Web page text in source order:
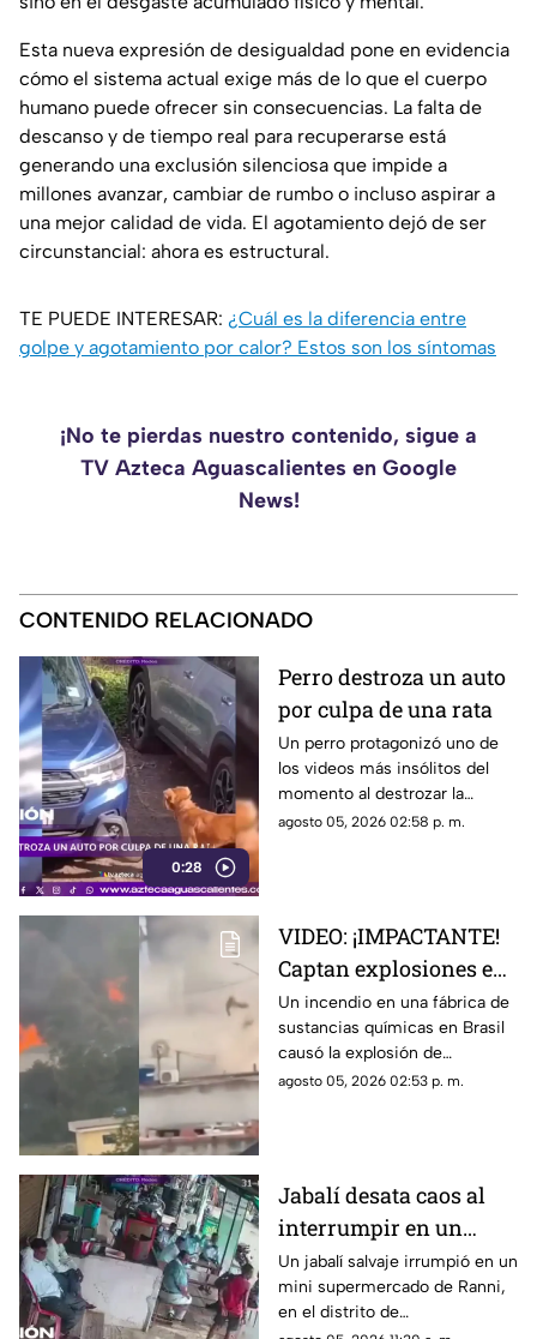
Esta nueva expresión de desigualdad pone en evidencia
cómo el sistema actual exige más de lo que el cuerpo
humano puede ofrecer sin consecuencias. La falta de
descanso y de tiempo real para recuperarse está
generando una exclusión silenciosa que impide a
millones avanzar, cambiar de rumbo o incluso aspirar a
una mejor calidad de vida. El agotamiento dejó de ser
circunstancial: ahora es estructural.
TE PUEDE INTERESAR: ¿Cuál es la diferencia entre
golpe y agotamiento por calor? Estos son los síntomas
¡No te pierdas nuestro contenido, sigue a
TV Azteca Aguascalientes en Google
News!
CONTENIDO RELACIONADO
0:28
Perro destroza un auto
por culpa de una rata
Un perro protagonizó uno de
los videos más insólitos del
momento al destrozar la
defensa de un automóvil con
agosto 05, 2026 02:58 p. m.
VIDEO: ¡IMPACTANTE!
Captan explosiones en
alcantarillas tras el
incendio en una
fábrica
Un incendio en una fábrica de
sustancias químicas en Brasil
causó la explosión de
alcantarillas; el momento
agosto 05, 2026 02:53 p. m.
Jabalí desata caos al
interrumpir en un
comercio y embiste a
un hombre
Un jabalí salvaje irrumpió en un
mini supermercado de Ranni,
en el distrito de